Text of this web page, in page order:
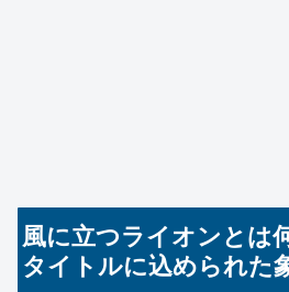
風に立つライオンとは
タイトルに込められた